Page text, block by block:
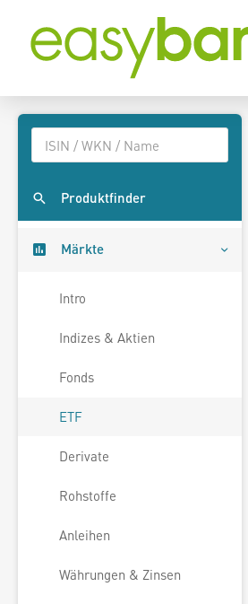
Produktfinder
Märkte
Intro
Indizes & Aktien
Fonds
ETF
Derivate
Rohstoffe
Anleihen
Währungen & Zinsen